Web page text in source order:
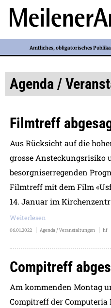
Amtliches, obligatorisches
Agenda /
Filmtreff
Aus Rücksicht auf die
grosse Ansteckungsrisiko
besorgniserregenden
Filmtreff mit dem Film
14. Januar im
Weiterlesen
06.01.2022 Agenda / Veranstaltungen hf
Compitreff
Am kommenden Montag
Compitreff der Computeria